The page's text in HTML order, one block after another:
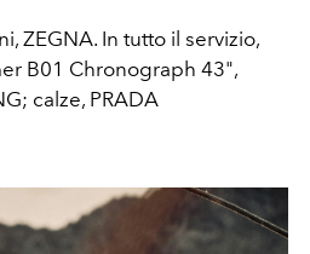
ZEGNA. In tutto il servizio,
B01 Chronograph 43",
calze, PRADA